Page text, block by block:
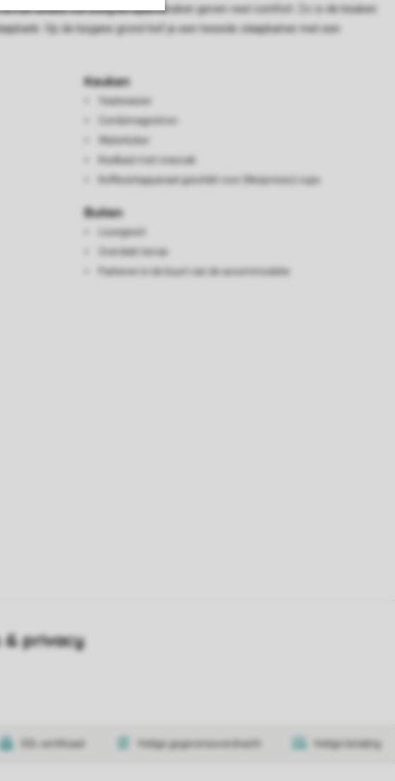
het strand. De living en open keuken geven veel comfort. Zo is de keuken
Op de begane grond tref je een tweede slaapkamer met een
Keuken
Vaatwasser
Combimagnetron
Waterkoker
Koelkast met vriesvak
Koffiezetapparaat geschikt voor (Nespresso) cups
Buiten
Loungeset
Overdekt terras
Parkeren in de buurt van de accommodatie
& privacy
SSL certificaat Veilige gegevensoverdracht Veilige betaling